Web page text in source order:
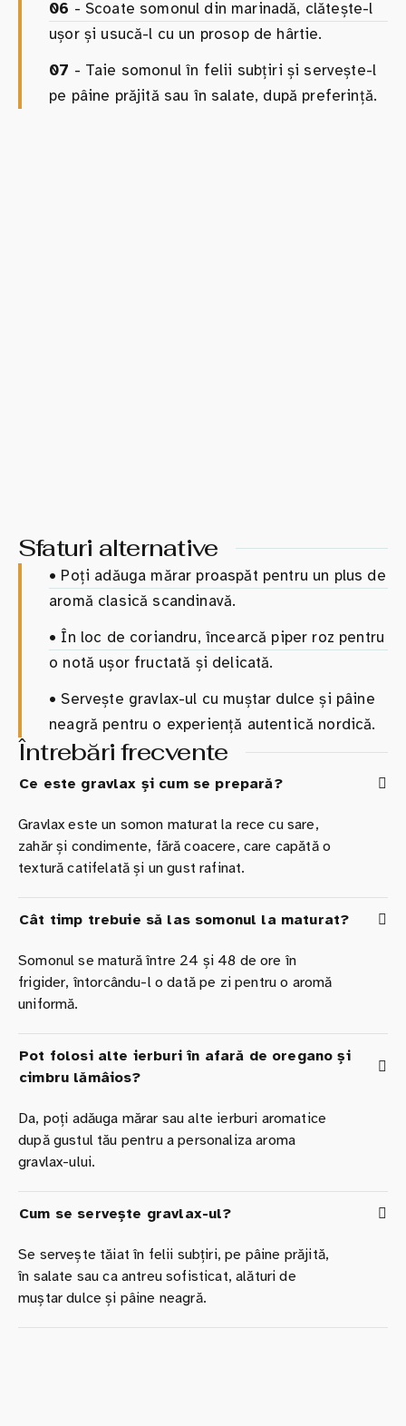
06 - Scoate somonul din marinadă, clătește-l
ușor și usucă-l cu un prosop de hârtie.
07 - Taie somonul în felii subțiri și servește-l
pe pâine prăjită sau în salate, după preferință.
Sfaturi alternative
• Poți adăuga mărar proaspăt pentru un plus de
aromă clasică scandinavă.
• În loc de coriandru, încearcă piper roz pentru
o notă ușor fructată și delicată.
• Servește gravlax-ul cu muștar dulce și pâine
neagră pentru o experiență autentică nordică.
Întrebări frecvente
Ce este gravlax și cum se prepară?
Gravlax este un somon maturat la rece cu sare,
zahăr și condimente, fără coacere, care capătă o
textură catifelată și un gust rafinat.
Cât timp trebuie să las somonul la maturat?
Somonul se matură între 24 și 48 de ore în
frigider, întorcându-l o dată pe zi pentru o aromă
uniformă.
Pot folosi alte ierburi în afară de oregano și
cimbru lămâios?
Da, poți adăuga mărar sau alte ierburi aromatice
după gustul tău pentru a personaliza aroma
gravlax-ului.
Cum se servește gravlax-ul?
Se servește tăiat în felii subțiri, pe pâine prăjită,
în salate sau ca antreu sofisticat, alături de
muștar dulce și pâine neagră.